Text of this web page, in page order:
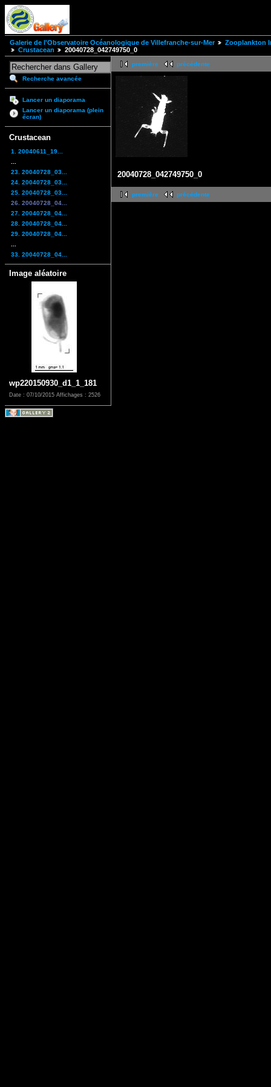
Galerie de l'Observatoire Océanologique de Villefranche-sur-Mer
Zooplankton
Crustacean
20040728_042749750_0
Recherche avancée
Lancer un diaporama
Lancer un diaporama (plein
écran)
Crustacean
1. 20040611_19...
23. 20040728_03...
24. 20040728_03...
25. 20040728_03...
26. 20040728_04...
27. 20040728_04...
28. 20040728_04...
29. 20040728_04...
33. 20040728_04...
Image aléatoire
wp220150930_d1_1_181
Date : 07/10/2015 Affichages : 2526
première précédente
20040728_042749750_0
première précédente